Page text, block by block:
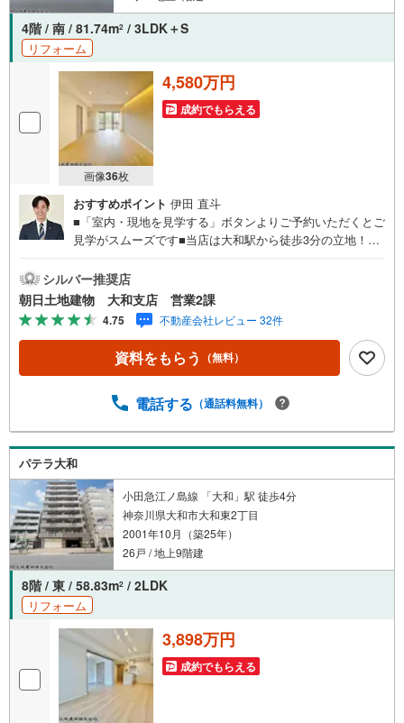
4階 / 南 / 81.74m2 / 3LDK＋S
リフォーム
画像36枚
4,580万円
成約でもらえる
おすすめポイント 伊田 直斗
■「室内・現地を見学する」ボタンよりご予約いただくとご
見学がスムーズです■当店は大和駅から徒歩3分の立地！青
ったキッズコーナーやおむつ替えができる授乳室も完備お
子様連れでも安心です。提携駐車場もございます■ご来場の
際は、事前にご予約をお願いします■「室内・現地を見学す
る」ボタンよりご予約頂くとスムーズ！■現地ご案内■お客
様の貴重なお時間の中でご希望の情報をご案内します。お
およその所要時間や内容は下記をご参考ください〇ご希望
現地/物件見学（30分～）〇周辺環境のご紹介（30分～）■
設計致します。私達は様々なご要望にお応え致します！
【コロナウイルス予防対策実施中】〇ご入店時の検温とア
ルコール除菌を設置しております〇接客ブースでは、お席
の間隔を通常より広くお取りします〇全営業車に乗降車時
の消毒、除菌シート等を常備しております〇物件見学用に
使い捨てスリッパ・使い捨て手袋をご用意します。
シルバー推奨店
朝日土地建物 大和支店 営業2課
4.75 不動産会社レビュー 32件
資料をもらう （無料）
電話する （通話料無料）
パテラ大和
小田急江ノ島線 「大和」駅 徒歩4分
神奈川県大和市大和東2丁目
2001年10月（築25年）
26戸 / 地上9階建
8階 / 東 / 58.83m2 / 2LDK
リフォーム
3,898万円
成約でもらえる